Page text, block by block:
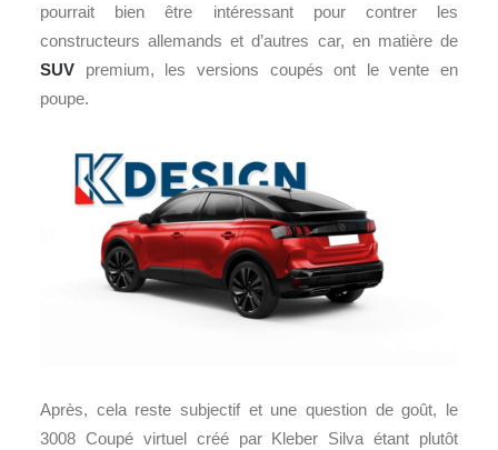
pourrait bien être intéressant pour contrer les
constructeurs allemands et d’autres car, en matière de
SUV premium, les versions coupés ont le vente en
poupe.
Après, cela reste subjectif et une question de goût, le
3008 Coupé virtuel créé par Kleber Silva étant plutôt